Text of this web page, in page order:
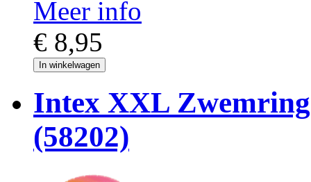
Meer info
€ 8,95
In winkelwagen
Intex XXL
(58202)